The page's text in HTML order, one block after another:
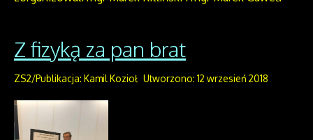
Z fizyką za pan brat
ZS2/Publikacja: Kamil Kozioł Utworzono: 12 wrzesień 2018